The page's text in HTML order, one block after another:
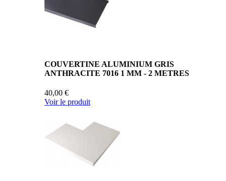
COUVERTINE ALUMINIUM GRIS
ANTHRACITE 7016 1 MM - 2 METRES
40,00 €
Voir le produit